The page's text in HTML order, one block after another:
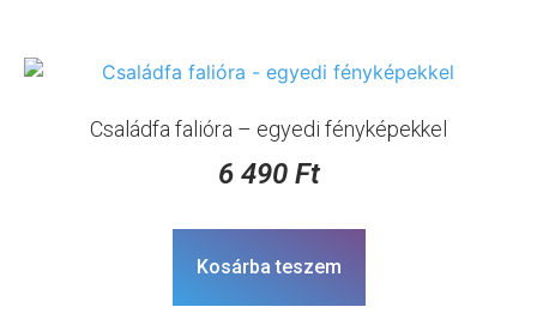
Családfa falióra – egyedi fényképekkel
6 490 Ft
Kosárba teszem